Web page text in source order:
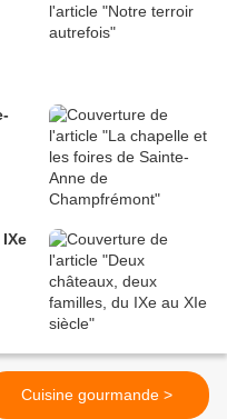
Cuisine gourmande >